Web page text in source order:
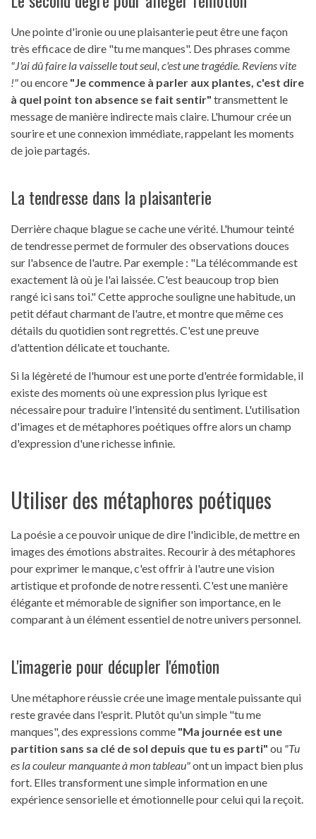
Une pointe d'ironie ou une plaisanterie peut être une façon
très efficace de dire "tu me manques". Des phrases comme
"J'ai dû faire la vaisselle tout seul, c'est une tragédie. Reviens vite
!"ou encore "Je commence à parler aux plantes, c'est dire
à quel point ton absence se fait sentir" transmettent le
message de manière indirecte mais claire. L'humour crée un
sourire et une connexion immédiate, rappelant les moments
de joie partagés.
La tendresse dans la plaisanterie
Derrière chaque blague se cache une vérité. L'humour teinté
de tendresse permet de formuler des observations douces
sur l'absence de l'autre. Par exemple : "La télécommande est
exactement là où je l'ai laissée. C'est beaucoup trop bien
rangé ici sans toi." Cette approche souligne une habitude, un
petit défaut charmant de l'autre, et montre que même ces
détails du quotidien sont regrettés. C'est une preuve
d'attention délicate et touchante.
Si la légèreté de l'humour est une porte d'entrée formidable, il
existe des moments où une expression plus lyrique est
nécessaire pour traduire l'intensité du sentiment. L'utilisation
d'images et de métaphores poétiques offre alors un champ
d'expression d'une richesse infinie.
Utiliser des métaphores poétiques
La poésie a ce pouvoir unique de dire l'indicible, de mettre en
images des émotions abstraites. Recourir à des métaphores
pour exprimer le manque, c'est offrir à l'autre une vision
artistique et profonde de notre ressenti. C'est une manière
élégante et mémorable de signifier son importance, en le
comparant à un élément essentiel de notre univers personnel.
L'imagerie pour décupler l'émotion
Une métaphore réussie crée une image mentale puissante qui
reste gravée dans l'esprit. Plutôt qu'un simple "tu me
manques", des expressions comme "Ma journée est une
partition sans sa clé de sol depuis que tu es parti" ou "Tu
es la couleur manquante à mon tableau"ont un impact bien plus
fort. Elles transforment une simple information en une
expérience sensorielle et émotionnelle pour celui qui la reçoit.